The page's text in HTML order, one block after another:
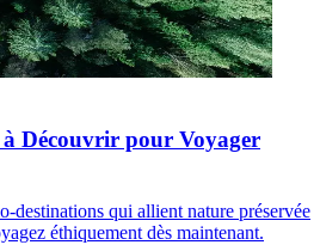
Découvrir pour Voyager
destinations qui allient nature préservée
éthiquement dès maintenant.